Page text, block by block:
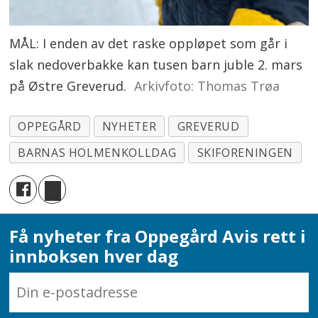
MÅL: I enden av det raske oppløpet som går i
slak nedoverbakke kan tusen barn juble 2. mars
på Østre Greverud. Arkivfoto: Thomas Trøa
OPPEGÅRD NYHETER
GREVERUD
BARNAS HOLMENKOLLDAG
SKIFORENINGEN
Få nyheter fra Oppegård Avis rett i
innboksen hver dag